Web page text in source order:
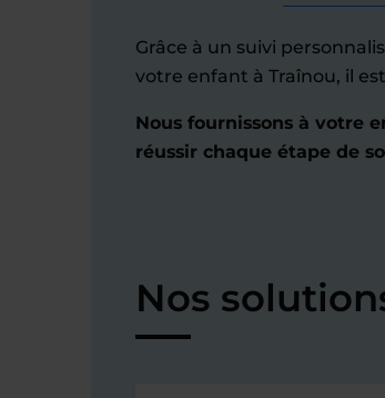
Grâce à un suivi
votre enfant à Traînou, il
Nous fournissons à votre
réussir chaque étape de
Nos